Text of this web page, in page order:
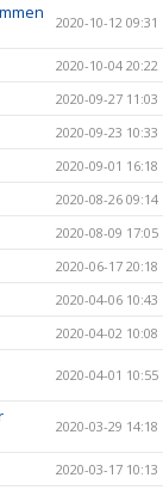
2020-10-12 09:31
2020-10-04 20:22
2020-09-27 11:03
2020-09-23 10:33
2020-09-01 16:18
2020-08-26 09:14
2020-08-09 17:05
2020-06-17 20:18
2020-04-06 10:43
2020-04-02 10:08
2020-04-01 10:55
2020-03-29 14:18
2020-03-17 10:13